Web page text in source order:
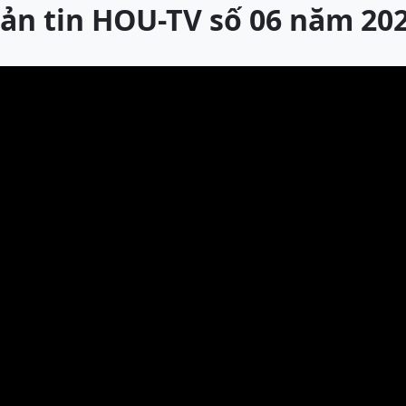
tin HOU-TV số 06 năm